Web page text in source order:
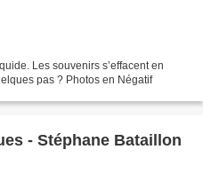
Les souvenirs s’effacent en
pas ? Photos en Négatif
- Stéphane Bataillon